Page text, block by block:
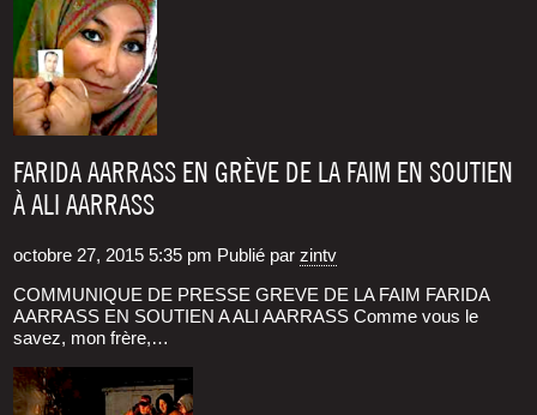
FARIDA AARRASS EN GRÈVE DE LA FAIM EN SOUTIEN
À ALI AARRASS
octobre 27, 2015 5:35 pm Publié parzintv
COMMUNIQUE DE PRESSE GREVE DE LA FAIM FARIDA
AARRASS EN SOUTIEN A ALI AARRASS Comme vous le
savez, mon frère,…